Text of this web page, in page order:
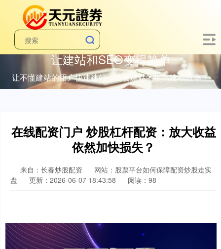
让建站和SEO变得简单
让不懂建站的用户快速建站，让会建站的提高建站效率！
在线配资门户 炒股杠杆配资：放大收益
依然加快损失？
来自：长春炒股配资
网站：股票平台如何保障配资炒股走实
盘
更新：2026-06-07 18:43:58 阅读：98